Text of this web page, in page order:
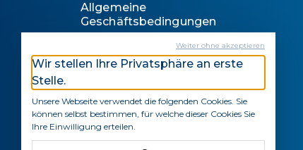
Allgemeine
Geschäftsbedingungen
Hinweise zum Datenschutz
Rechtliche Hinweise
Weiter ohne akzeptieren
Wir stellen Ihre Privatsphäre an erste
Stelle.
Unsere Webseite verwendet die folgenden Cookies. Sie
können selbst bestimmen, für welche dieser Cookies Sie
Ihre Einwilligung erteilen.